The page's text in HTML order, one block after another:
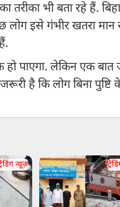
तरीका भी बता रहे हैं.
इसे गंभीर खतरा
पाएगा. लेकिन एक
है कि लोग बिना पुष्टि
न्यूज़